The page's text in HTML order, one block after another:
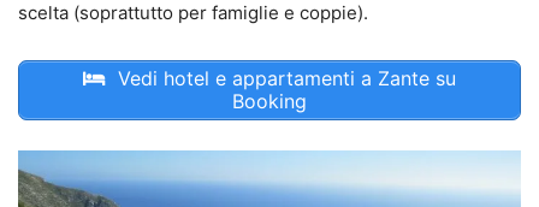
scelta (soprattutto per famiglie e coppie).
Vedi hotel e appartamenti a Zante su
Booking